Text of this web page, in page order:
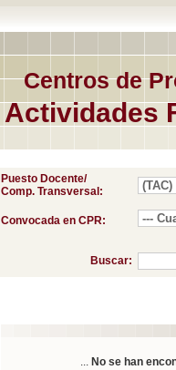
Centros de
Actividades
Puesto Docente/
Comp. Transversal:
Convocada en CPR:
Buscar:
... No se han